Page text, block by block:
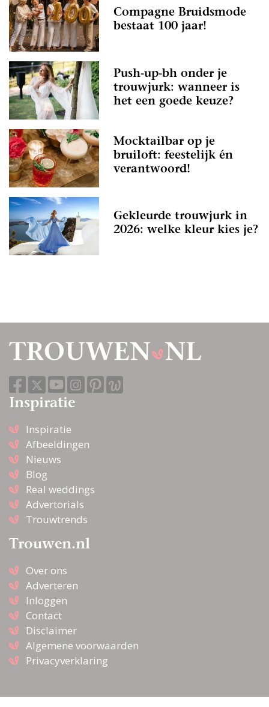
Compagne Bruidsmode
bestaat 100 jaar!
Push-up-bh onder je
trouwjurk: wanneer is
het een goede keuze?
Mocktailbar op je
bruiloft: feestelijk én
verantwoord!
Gekleurde trouwjurk in
2026: welke kleur kies je?
Inspiratie
Inspiratie
Afbeeldingen
Nieuws
Blog
Real weddings
Advertorials
Trouwtrends
Trouwen.nl
Over ons
Adverteren
Inloggen
Contact
Disclaimer
Algemene voorwaarden
Privacyverklaring